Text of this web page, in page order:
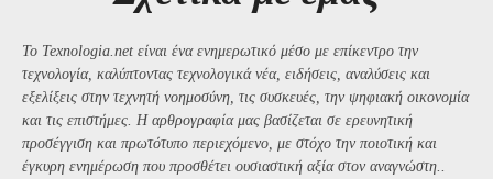
Το Texnologia.net είναι ένα ενημερωτικό μέσο με επίκεντρο την
τεχνολογία, καλύπτοντας τεχνολογικά νέα, ειδήσεις, αναλύσεις και
εξελίξεις στην τεχνητή νοημοσύνη, τις συσκευές, την ψηφιακή οικονομία
και τις επιστήμες. Η αρθρογραφία μας βασίζεται σε ερευνητική
προσέγγιση και πρωτότυπο περιεχόμενο, με στόχο την ποιοτική και
έγκυρη ενημέρωση που προσθέτει ουσιαστική αξία στον αναγνώστη..